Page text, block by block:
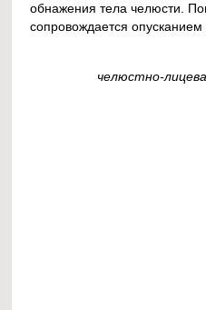
обнажения тела челюсти.
сопровождается опусканием
челюстно-